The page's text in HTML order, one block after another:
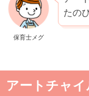
保育士メグ
たの
アートチャ